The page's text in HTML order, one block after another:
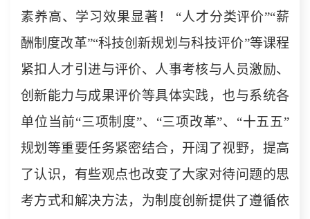
素养高、学习效果显著！ “人才分类评价”“薪
酬制度改革”“科技创新规划与科技评价”等课程
紧扣人才引进与评价、人事考核与人员激励、
创新能力与成果评价等具体实践，也与系统各
单位当前“三项制度”、“三项改革”、“十五五”
规划等重要任务紧密结合，开阔了视野，提高
了认识，有些观点也改变了大家对待问题的思
考方式和解决方法，为制度创新提供了遵循依